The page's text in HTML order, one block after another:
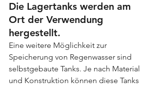
Die Lagertanks werden am
Ort der Verwendung
hergestellt.
Eine weitere Möglichkeit zur
Speicherung von Regenwasser sind
selbstgebaute Tanks. Je nach Material
und Konstruktion können diese Tanks